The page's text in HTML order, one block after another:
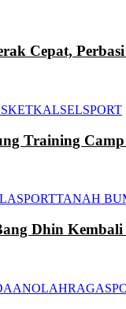
Cepat,
KALSELSPORT
Training
SPORTTANAH
Dhin
OLAHRAGA